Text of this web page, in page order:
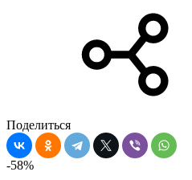
Поделиться
-58%